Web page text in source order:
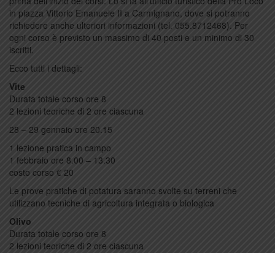
in piazza Vittorio Emanuele II a Carmignano, dove si potranno
richiedere anche ulteriori informazioni (tel. 055.8712468). Per
ogni corso è previsto un massimo di 40 posti e un minimo di 30
iscritti.
Ecco tutti i dettagli:
Vite
Durata totale corso ore 8
2 lezioni teoriche di 2 ore ciascuna
28 – 29 gennaio ore 20.15
1 lezione pratica in campo
1 febbraio ore 8.00 – 13.30
costo corso € 20
Le prove pratiche di potatura saranno svolte su terreni che
utilizzano tecniche di agricoltura integrata o biologica
Olivo
Durata totale corso ore 8
2 lezioni teoriche di 2 ore ciascuna